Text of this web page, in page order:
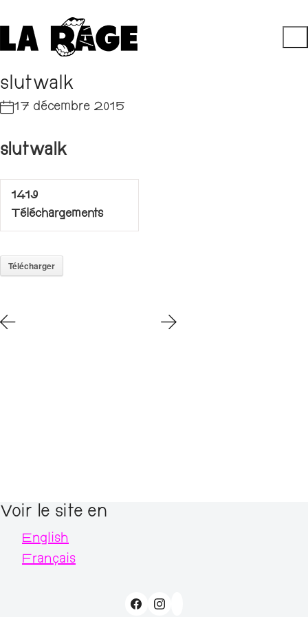
slutwalk
17 décembre 2015
slutwalk
1419
Téléchargements
Télécharger
Voir le site en
English
Français